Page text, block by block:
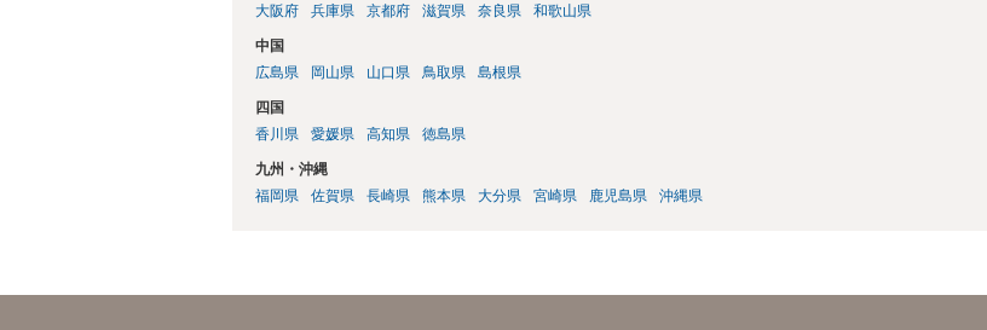
大阪府
兵庫県 京都府 滋賀県 奈良県 和歌山県
中国
広島県
岡山県 山口県 鳥取県 島根県
四国
香川県
愛媛県 高知県 徳島県
九州・沖縄
福岡県
佐賀県 長崎県 熊本県 大分県 宮崎県 鹿児島県 沖縄県